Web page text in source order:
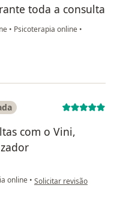
toda a consulta
• Psicoterapia online •
com o Vini,
online • na opinião do utilizador
Solicitar revisão